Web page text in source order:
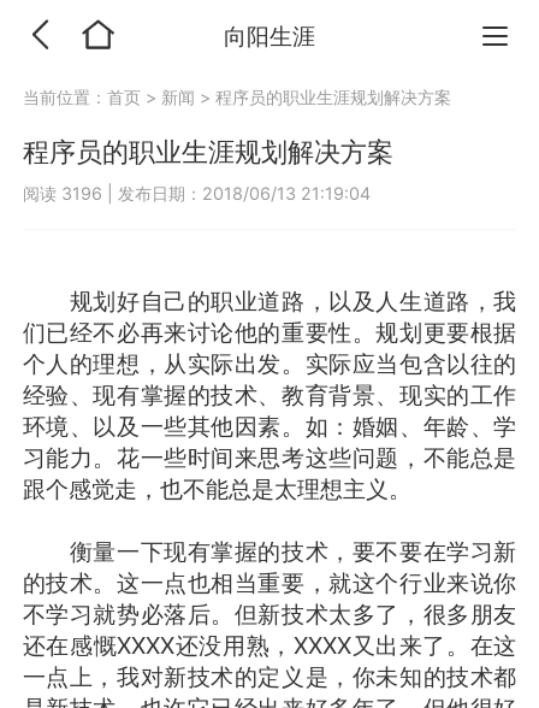
向阳生涯
当前位置：首页 > 新闻 >程序员的职业生涯规划解决方案
程序员的职业生涯规划解决方案
阅读 3196 发布日期：2018/06/13 21:19:04
规划好自己的职业道路，以及人生道路，我
们已经不必再来讨论他的重要性。规划更要根据
个人的理想，从实际出发。实际应当包含以往的
经验、现有掌握的技术、教育背景、现实的工作
环境、以及一些其他因素。如：婚姻、年龄、学
习能力。花一些时间来思考这些问题，不能总是
跟个感觉走，也不能总是太理想主义。
衡量一下现有掌握的技术，要不要在学习新
的技术。这一点也相当重要，就这个行业来说你
不学习就势必落后。但新技术太多了，很多朋友
还在感慨XXXX还没用熟，XXXX又出来了。在这
一点上，我对新技术的定义是，你未知的技术都